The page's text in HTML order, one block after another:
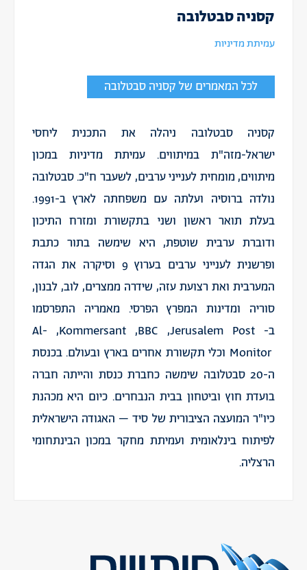
קסניה סבטלובה
עמיתת מדיניות
לכל המאמרים של קסניה סבטלובה
קסניה סבטלובה ניהלה את התכנית ליחסי
ישראל-מזה"ת במיתווים. עמיתת מדיניות במכון
מיתווים, מומחית לענייני ערבים, לשעבר ח"כ.סבטלובה
נולדה ברוסיה ועלתה עם משפחתה לארץ ב-1991.
בעלת תואר ראשון ושני בתקשורת ומזרח התיכון
ודוברת ערבית שוטפת, היא שימשה בתור כתבת
ופרשנית לענייני ערבים בערוץ 9 וסיקרה את הגדה
המערבית ואת רצועת עזה, שידרה ממצרים, לוב, לבנון,
סוריה ומדינות המפרץ הפרסי. מאמריה התפרסמו
ב- Jerusalem Post
,
BBC
,
Kommersant
,
Al-
Monitor וכלי תקשורת אחרים בארץ ובעולם. בכנסת
ה-20 סבטלובה שימשה כחברת כנסת והייתה חברה
בועדת חוץ וביטחון בבית הנבחרים. כיום היא מכהנת
כיו"ר המועצה הציבורית של סיד – האגודה הישראלית
לפיתוח בינלאומית ועמיתת מחקר במכון הבינתחומי
הרצליה.